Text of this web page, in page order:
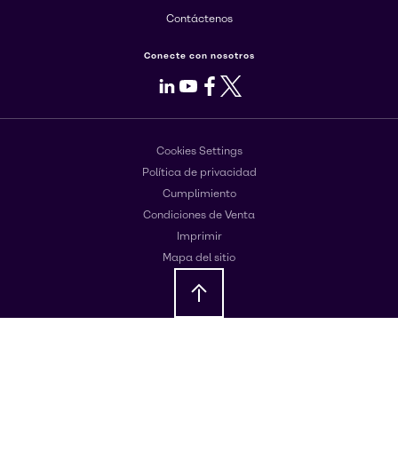
Contáctenos
Conecte con nosotros
LinkedIn
Youtube
Facebook
X
Cookies Settings
Política de privacidad
Cumplimiento
Condiciones de Venta
Imprimir
Mapa del sitio